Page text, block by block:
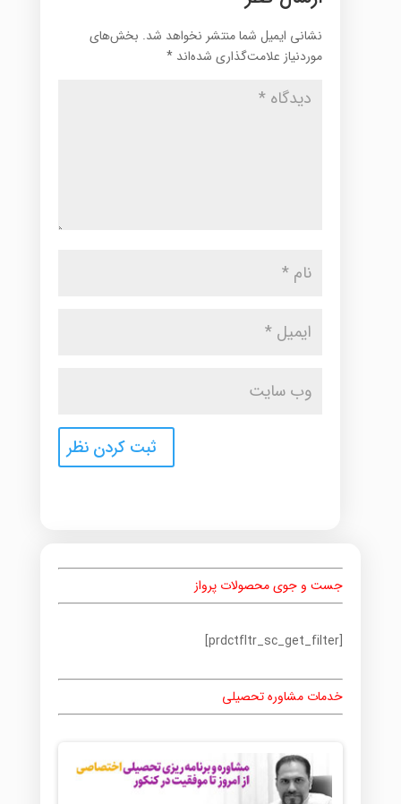
نشانی ایمیل شما منتشر نخواهد شد. بخش‌های
موردنیاز علامت‌گذاری شده‌اند *
جست و جوی محصولات پرواز
[prdctfltr_sc_get_filter]
خدمات مشاوره تحصیلی